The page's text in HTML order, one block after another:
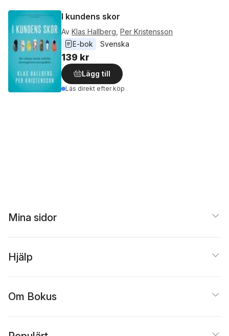
I kundens skor
Av Klas Hallberg Per Kristensson
E-bok
Svenska
139 kr
Lägg till
Läs direkt efter köp
Mina sidor
Hjälp
Om Bokus